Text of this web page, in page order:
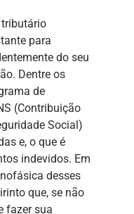
para
do seu
Dentre os
de
(Contribuição
Social)
e, o que é
indevidos. Em
desses
que, se não
fazer sua